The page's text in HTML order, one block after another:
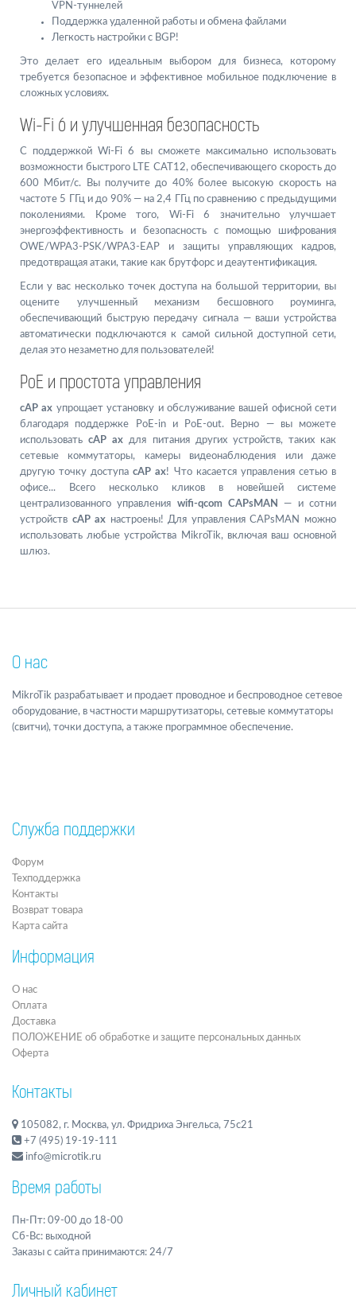
VPN-туннелей
Поддержка удаленной работы и обмена файлами
Легкость настройки с BGP!
Это делает его идеальным выбором для бизнеса, которому
требуется безопасное и эффективное мобильное подключение в
сложных условиях.
Wi-Fi 6 и улучшенная безопасность
С поддержкой Wi-Fi 6 вы сможете максимально использовать
возможности быстрого LTE CAT12, обеспечивающего скорость до
600 Мбит/с. Вы получите до 40% более высокую скорость на
частоте 5 ГГц и до 90% — на 2,4 ГГц по сравнению с предыдущими
поколениями. Кроме того, Wi-Fi 6 значительно улучшает
энергоэффективность и безопасность с помощью шифрования
OWE/WPA3-PSK/WPA3-EAP и защиты управляющих кадров,
предотвращая атаки, такие как брутфорс и деаутентификация.
Если у вас несколько точек доступа на большой территории, вы
оцените улучшенный механизм бесшовного роуминга,
обеспечивающий быструю передачу сигнала — ваши устройства
автоматически подключаются к самой сильной доступной сети,
делая это незаметно для пользователей!
PoE и простота управления
cAP ax упрощает установку и обслуживание вашей офисной сети
благодаря поддержке PoE-in и PoE-out. Верно — вы можете
использоватьcAP ax для питания других устройств, таких как
сетевые коммутаторы, камеры видеонаблюдения или даже
другую точку доступаcAP ax! Что касается управления сетью в
офисе... Всего несколько кликов в новейшей системе
централизованного управления wifi-qcom CAPsMAN
— и сотни
устройств cAP ax настроены! Для управления CAPsMAN можно
использовать любые устройства MikroTik, включая ваш основной
шлюз.
О нас
MikroTik разрабатывает и продает проводное и беспроводное сетевое
оборудование, в частности маршрутизаторы, сетевые коммутаторы
(свитчи), точки доступа, а также программное обеспечение.
Служба поддержки
Форум
Техподдержка
Контакты
Возврат товара
Карта сайта
Информация
О нас
Оплата
Доставка
ПОЛОЖЕНИЕ об обработке и защите персональных данных
Оферта
Контакты
105082, г. Москва, ул. Фридриха Энгельса, 75с21
+7 (495) 19-19-111
info@microtik.ru
Время работы
Пн-Пт: 09-00 до 18-00
Сб-Вс: выходной
Заказы с сайта принимаются: 24/7
Личный кабинет